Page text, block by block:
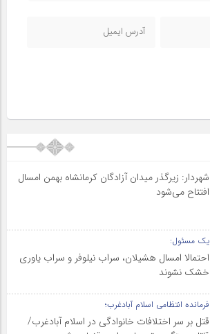
شهردار: زیرگذر میدان آزادگان کرمانشاه بهمن امسال
افتتاح می‌شود
یک مسئول:
احتمالا امسال هشیلان، سراب نیلوفر و سراب یاوری
خشک نشوند
فرمانده انتظامی اسلام آبادغرب؛
قتل بر سر اختلافات خانوادگی در اسلام آبادغرب/